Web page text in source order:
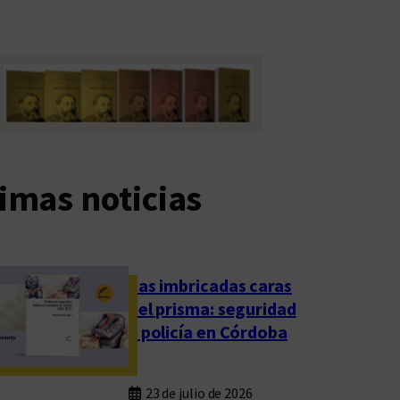
noticias
Las imbricadas caras
del prisma: seguridad
y policía en Córdoba
23 de julio de 2026